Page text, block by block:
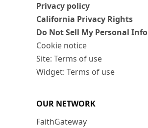
Privacy policy
California Privacy Rights
Do Not Sell My Personal
Cookie notice
Site: Terms of use
Widget: Terms of use
OUR NETWORK
FaithGateway